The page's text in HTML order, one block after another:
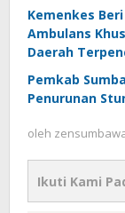
Kemenkes
Ambulans
Daerah
Pemkab
Penurunan
oleh
Ikuti Kami